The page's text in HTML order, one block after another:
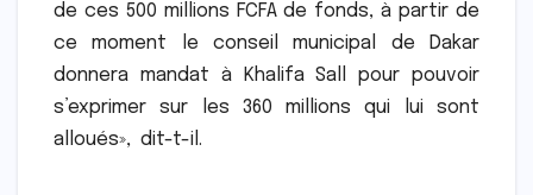
de ces 500 millions FCFA de fonds, à partir de
ce moment le conseil municipal de Dakar
donnera mandat à Khalifa Sall pour pouvoir
s’exprimer sur les 360 millions qui lui sont
alloués», dit-t-il.